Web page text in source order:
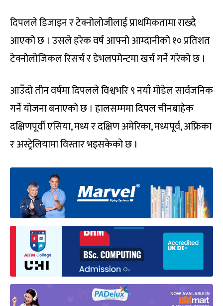
दिपलले डिजाइन र टेक्नोलोजीलाई प्राथमिकतामा राख्दै
आएको छ । उसले हरेक वर्ष आफ्नो आम्दानीको १० प्रतिशत
टेक्नोलोजिकल रिसर्च र डेभलपमेन्टमा खर्च गर्ने गरेको छ ।
आउँदो तीन वर्षमा दिपलले विश्वभरि ९ नयाँ मोडेल सार्वजनिक
गर्ने योजना बनाएको छ । हालसम्ममा दिपल चीनबाहेक
दक्षिणपूर्वी एसिया, मध्य र दक्षिण अमेरिका, मध्यपूर्व, अफ्रिका
र अस्ट्रेलियामा विस्तार भइसकेको छ ।